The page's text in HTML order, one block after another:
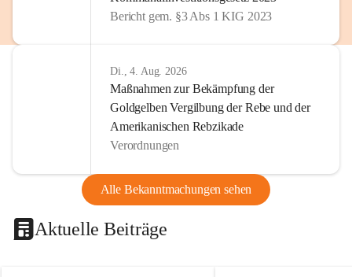
Bericht gem. §3 Abs 1 KIG 2023
Di., 4. Aug. 2026
Maßnahmen zur Bekämpfung der
Goldgelben Vergilbung der Rebe und der
Amerikanischen Rebzikade
Verordnungen
Alle Bekanntmachungen sehen
Aktuelle Beiträge